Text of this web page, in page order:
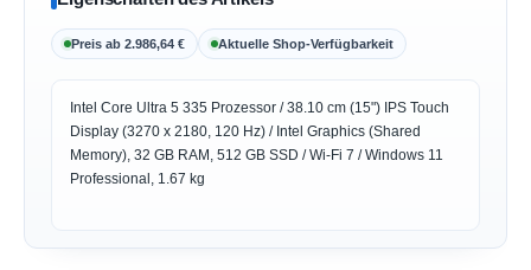
Preis ab 2.986,64 € Aktuelle Shop-Verfügbarkeit
Intel Core Ultra 5 335 Prozessor / 38.10 cm (15") IPS Touch
Display (3270 x 2180, 120 Hz) / Intel Graphics (Shared
Memory), 32 GB RAM, 512 GB SSD / Wi-Fi 7 / Windows 11
Professional, 1.67 kg